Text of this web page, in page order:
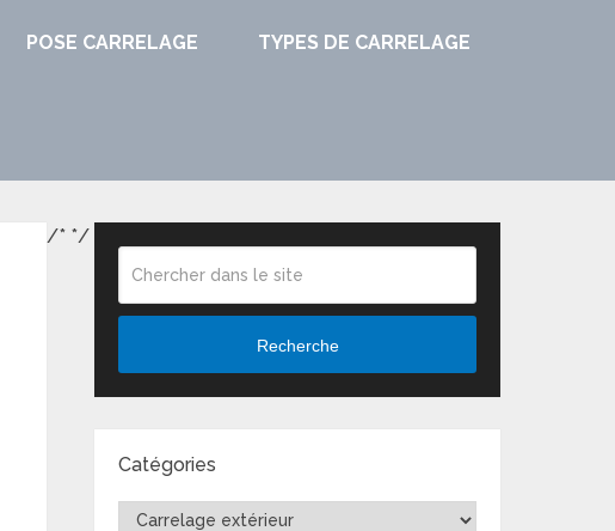
POSE CARRELAGE TYPES DE CARRELAGE
Recherche
Catégories
Catégories
/* */